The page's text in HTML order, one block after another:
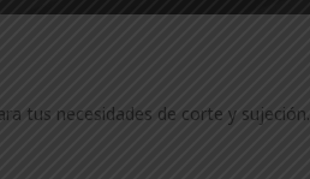
tus necesidades de corte y sujeción.